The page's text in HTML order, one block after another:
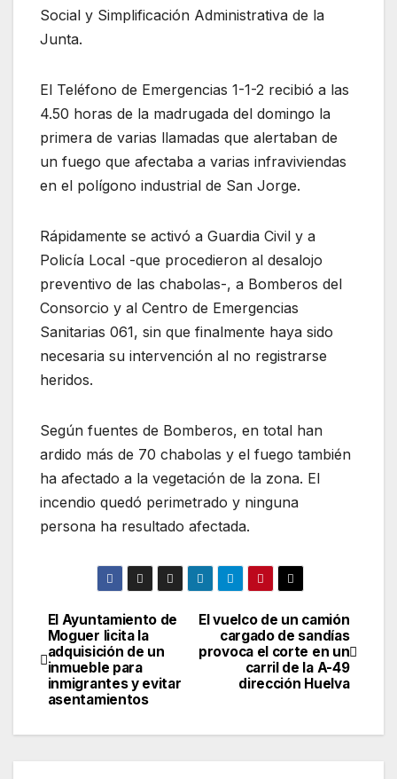
Social y Simplificación Administrativa de la
Junta.
El Teléfono de Emergencias 1-1-2 recibió a las
4.50 horas de la madrugada del domingo la
primera de varias llamadas que alertaban de
un fuego que afectaba a varias infraviviendas
en el polígono industrial de San Jorge.
Rápidamente se activó a Guardia Civil y a
Policía Local -que procedieron al desalojo
preventivo de las chabolas-, a Bomberos del
Consorcio y al Centro de Emergencias
Sanitarias 061, sin que finalmente haya sido
necesaria su intervención al no registrarse
heridos.
Según fuentes de Bomberos, en total han
ardido más de 70 chabolas y el fuego también
ha afectado a la vegetación de la zona. El
incendio quedó perimetrado y ninguna
persona ha resultado afectada.
Navegación
de
entradas
El vuelco de un camión
cargado de sandías
provoca el corte en un
carril de la A-49
dirección Huelva
El Ayuntamiento de
Moguer licita la
adquisición de un
inmueble para
inmigrantes y evitar
asentamientos